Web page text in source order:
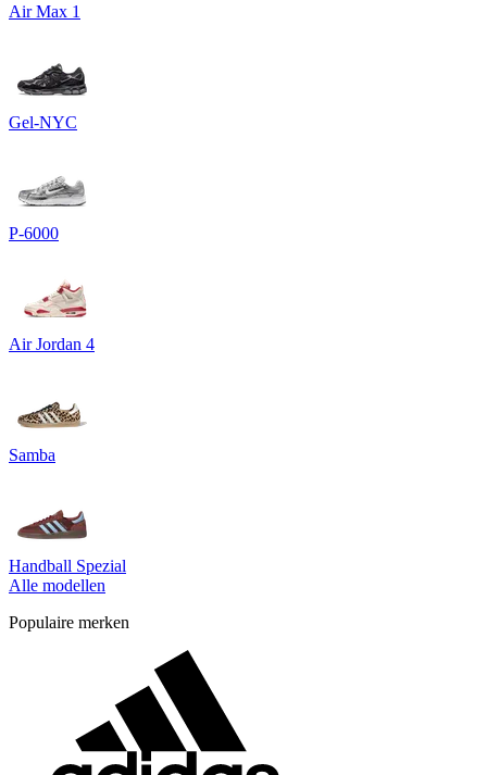
Air Max 1
Gel-NYC
P-6000
Air Jordan 4
Samba
Handball Spezial
Alle modellen
Populaire merken